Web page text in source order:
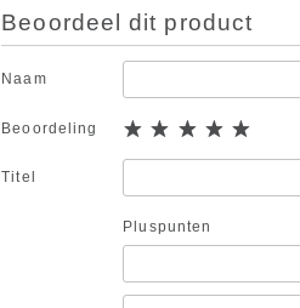
Beoordeel dit product
Naam
Beoordeling
Titel
Pluspunten